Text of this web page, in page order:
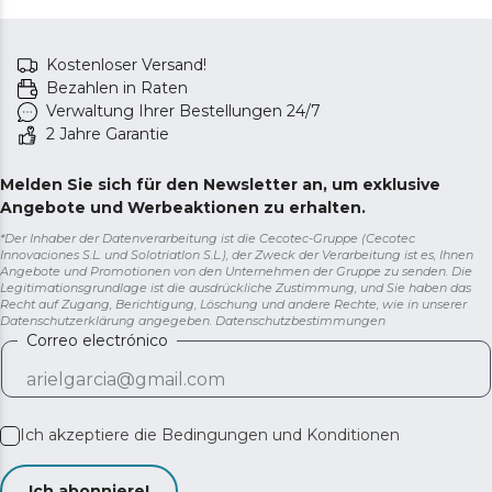
Das Klimagerät arbeitet mit dem umweltfreundlichen
und schadstoffarmen Kältemittel R-290.
Außerdem verfügt es über eine Wasserablaufleitung,
Kostenloser Versand!
Bezahlen in Raten
Verwaltung Ihrer Bestellungen 24/7
2 Jahre Garantie
Melden Sie sich für den Newsletter an, um exklusive
Angebote und Werbeaktionen zu erhalten.
*Der Inhaber der Datenverarbeitung ist die Cecotec-Gruppe (Cecotec
Innovaciones S.L. und Solotriatlon S.L.), der Zweck der Verarbeitung ist es, Ihnen
Angebote und Promotionen von den Unternehmen der Gruppe zu senden. Die
Legitimationsgrundlage ist die ausdrückliche Zustimmung, und Sie haben das
Recht auf Zugang, Berichtigung, Löschung und andere Rechte, wie in unserer
Datenschutzerklärung angegeben. Datenschutzbestimmungen
Correo electrónico
Ich akzeptiere die Bedingungen und Konditionen